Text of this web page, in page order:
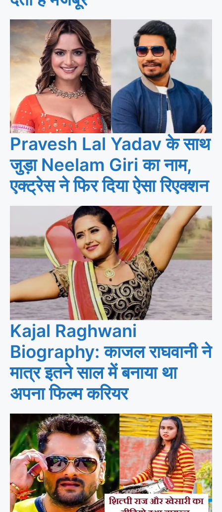
Pravesh Lal Yadav के साथ
जुड़ा Neelam Giri का नाम,
एक्ट्रेस ने फिर दिया ऐसा रिएक्शन
Kajal Raghwani
Biography: काजल राघवानी ने
मात्र इतने साल में बनाया था
अपना फिल्म करियर